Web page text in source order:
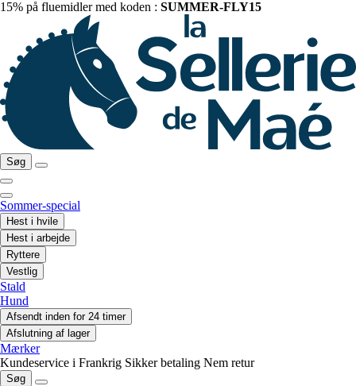
15% på fluemidler med koden : SUMMER-FLY15
Søg
Sommer-special
Hest i hvile
Hest i arbejde
Ryttere
Vestlig
Stald
Hund
Afsendt inden for 24 timer
Afslutning af lager
Mærker
Kundeservice i Frankrig Sikker betaling Nem retur
Søg